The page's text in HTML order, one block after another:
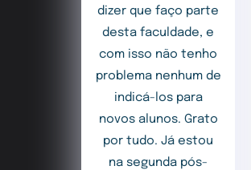
dizer que faço parte
desta faculdade, e
com isso não tenho
problema nenhum de
indicá-los para
novos alunos. Grato
por tudo. Já estou
na segunda pós-